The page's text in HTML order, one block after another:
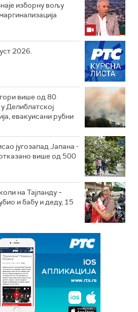
изборну вољу
2026.
више од 80
Делиблатској
евакуисани рубни
југозапад Јапана -
више од 500
на Тајланду –
и бабу и деду, 15